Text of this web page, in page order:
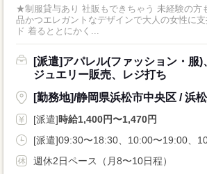
★制服貸与あり 社販もできちゃう 未経験の方
品かつエレガントなデザインで大人の女性に
ド 着るととにかく...
[派遣]アパレル(ファッション・服)
ジュエリー販売、レジ打ち
[勤務地]/静岡県浜松市中央区 / 浜
[派遣]時給1,400円〜1,470円
[派遣]09:30〜18:30、10:00〜19:00、
週休2日ペース（月8〜10日程）